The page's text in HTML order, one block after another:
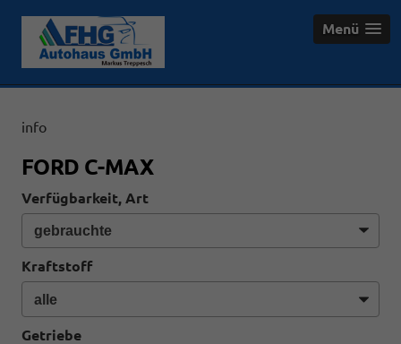
Menü
info
FORD C-MAX
Verfügbarkeit, Art
Kraftstoff
Getriebe